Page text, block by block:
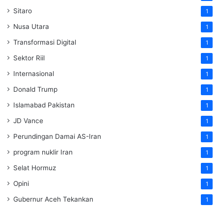
Sitaro 1
Nusa Utara 1
Transformasi Digital 1
Sektor Riil 1
Internasional 1
Donald Trump 1
Islamabad Pakistan 1
JD Vance 1
Perundingan Damai AS-Iran 1
program nuklir Iran 1
Selat Hormuz 1
Opini 1
Gubernur Aceh Tekankan 1